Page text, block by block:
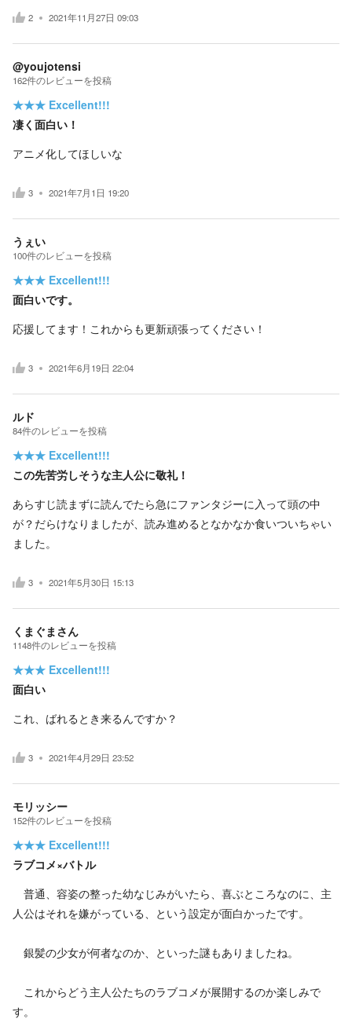
2 2021年11月27日 09:03
@youjotensi
162件のレビューを投稿
★★★ Excellent!!!
凄く面白い！
アニメ化してほしいな
3 2021年7月1日 19:20
うぇい
100件のレビューを投稿
★★★ Excellent!!!
面白いです。
応援してます！これからも更新頑張ってください！
3 2021年6月19日 22:04
ルド
84件のレビューを投稿
★★★ Excellent!!!
この先苦労しそうな主人公に敬礼！
あらすじ読まずに読んでたら急にファンタジーに入って頭の中
が？だらけなりましたが、読み進めるとなかなか食いついちゃい
ました。
3 2021年5月30日 15:13
くまぐまさん
1148件のレビューを投稿
★★★ Excellent!!!
面白い
これ、ばれるとき来るんですか？
3 2021年4月29日 23:52
モリッシー
152件のレビューを投稿
★★★ Excellent!!!
ラブコメ×バトル
普通、容姿の整った幼なじみがいたら、喜ぶところなのに、主
人公はそれを嫌がっている、という設定が面白かったです。
銀髪の少女が何者なのか、といった謎もありましたね。
これからどう主人公たちのラブコメが展開するのか楽しみで
す。